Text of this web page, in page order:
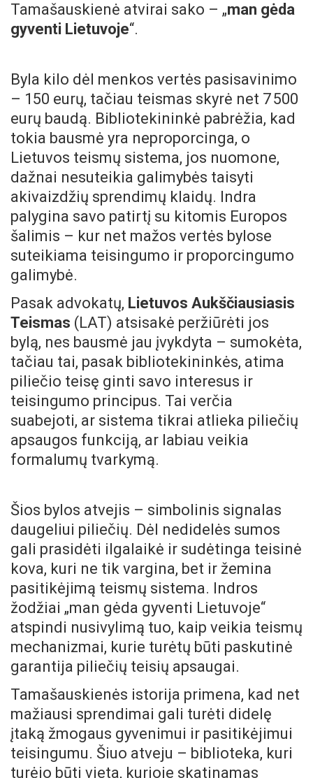
Tamašauskienė atvirai sako – „man gėda
gyventi Lietuvoje“.
Byla kilo dėl menkos vertės pasisavinimo
– 150 eurų, tačiau teismas skyrė net 7 500
eurų baudą. Bibliotekininkė pabrėžia, kad
tokia bausmė yra neproporcinga, o
Lietuvos teismų sistema, jos nuomone,
dažnai nesuteikia galimybės taisyti
akivaizdžių sprendimų klaidų. Indra
palygina savo patirtį su kitomis Europos
šalimis – kur net mažos vertės bylose
suteikiama teisingumo ir proporcingumo
galimybė.
Pasak advokatų, Lietuvos Aukščiausiasis
Teismas (LAT) atsisakė peržiūrėti jos
bylą, nes bausmė jau įvykdyta – sumokėta,
tačiau tai, pasak bibliotekininkės, atima
piliečio teisę ginti savo interesus ir
teisingumo principus. Tai verčia
suabejoti, ar sistema tikrai atlieka piliečių
apsaugos funkciją, ar labiau veikia
formalumų tvarkymą.
Šios bylos atvejis – simbolinis signalas
daugeliui piliečių. Dėl nedidelės sumos
gali prasidėti ilgalaikė ir sudėtinga teisinė
kova, kuri ne tik vargina, bet ir žemina
pasitikėjimą teismų sistema. Indros
žodžiai „man gėda gyventi Lietuvoje“
atspindi nusivylimą tuo, kaip veikia teismų
mechanizmai, kurie turėtų būti paskutinė
garantija piliečių teisių apsaugai.
Tamašauskienės istorija primena, kad net
mažiausi sprendimai gali turėti didelę
įtaką žmogaus gyvenimui ir pasitikėjimui
teisingumu. Šiuo atveju – biblioteka, kuri
turėjo būti vieta, kurioje skatinamas